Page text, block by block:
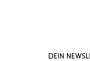
Dein